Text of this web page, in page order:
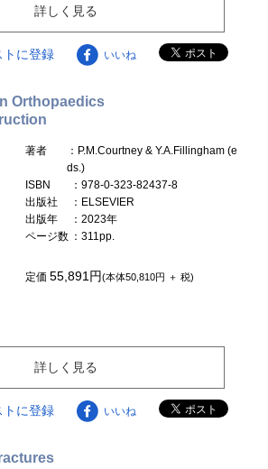
詳しく見る
トに登録 いいね
Orthopaedics
著者
：P.M.Courtney & Y.A.Fillingham (e
ds.)
ISBN
：978-0-323-82437-8
出版社
：ELSEVIER
出版年
：2023年
ページ数 ：311pp.
定価55,891円(本体50,810円 ＋ 税)
詳しく見る
トに登録 いいね